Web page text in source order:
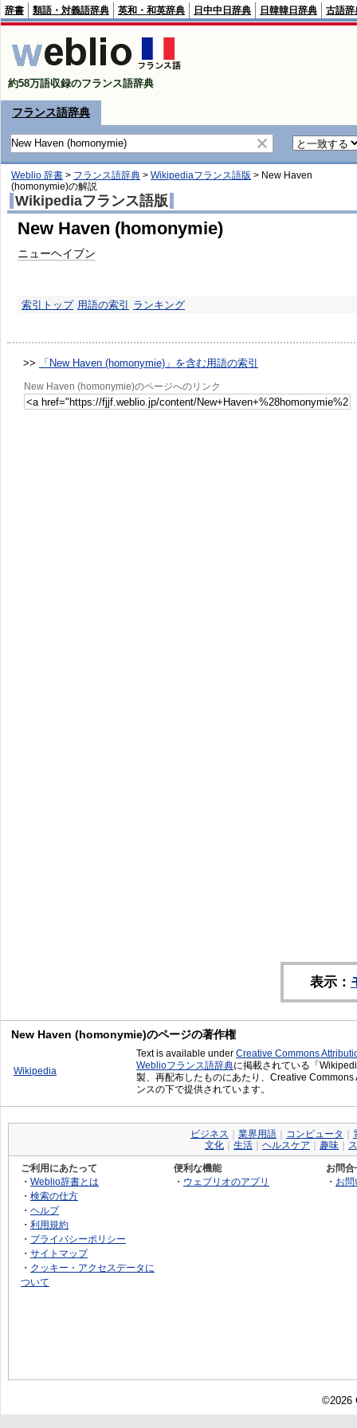
辞書 類語・対義語辞典 英和・和英辞典 日中中日辞典 日韓韓日辞典 古語辞
約58万語収録のフランス語辞典
フランス語辞典
Weblio 辞書 > フランス語辞典 > Wikipediaフランス語版 > New Haven
(homonymie)の解説
Wikipediaフランス語版
New Haven (homonymie)
ニューヘイブン
索引トップ 用語の索引 ランキング
>> 「New Haven (homonymie)」を含む用語の索引
New Haven (homonymie)のページへのリンク
表示：
New Haven (homonymie)のページの著作権
Wikipedia
Text is available under Creative Commons
Weblioフランス語辞典に掲載されている「
製、再配布したものにあたり、Creative
ンスの下で提供されています。
ビジネス 業界用語 コンピュータ
文化
生活 ヘルスケア 趣味
ご利用にあたって
・ Weblio辞書とは
・ 検索の仕方
・ ヘルプ
・ 利用規約
・ プライバシーポリシー
・ サイトマップ
・ クッキー・アクセスデータに
ついて
便利な機能
・ ウェブリオのアプリ
お問
・ お問
©2026